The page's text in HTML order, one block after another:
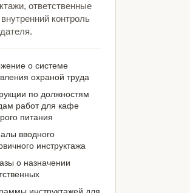
ответственные
контроль
о системе
охраной труда
по должностям
работ для кафе
питания
вводного
инструктажа
о назначении